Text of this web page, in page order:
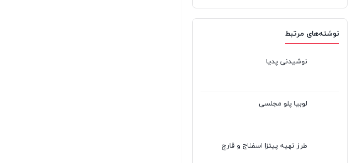
نوشته‌های مرتبط
نوشیدنی پدیا
لوبیا پلو مجلسی
طرز تهیه پیتزا اسفناج و قارچ